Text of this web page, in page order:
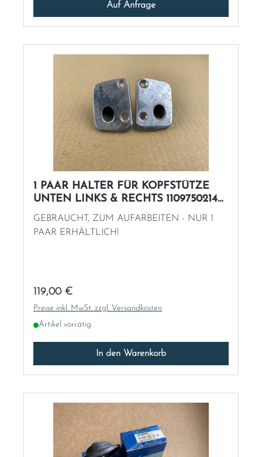
Auf Anfrage
1 PAAR HALTER FÜR KOPFSTÜTZE
UNTEN LINKS & RECHTS 1109750214
W120 W110 W111 u.a.
GEBRAUCHT, ZUM AUFARBEITEN - NUR 1
PAAR ERHÄLTLICH!
Regulärer Preis:
119,00 €
Preise inkl. MwSt. zzgl. Versandkosten
Artikel vorrätig
In den Warenkorb
Schweiz
Slovakia
Slovenia
Spain
Sweden